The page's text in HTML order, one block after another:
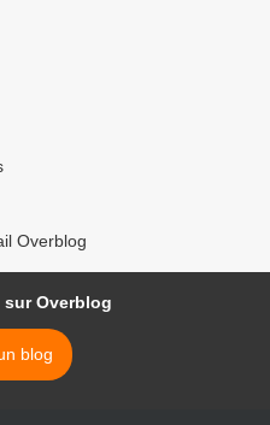
Overblog
Overblog
blog